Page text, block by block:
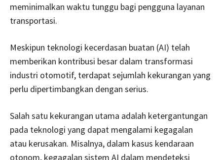
meminimalkan waktu tunggu bagi pengguna layanan
transportasi.
Meskipun teknologi kecerdasan buatan (AI) telah
memberikan kontribusi besar dalam transformasi
industri otomotif, terdapat sejumlah kekurangan yang
perlu dipertimbangkan dengan serius.
Salah satu kekurangan utama adalah ketergantungan
pada teknologi yang dapat mengalami kegagalan
atau kerusakan. Misalnya, dalam kasus kendaraan
otonom, kegagalan sistem AI dalam mendeteksi